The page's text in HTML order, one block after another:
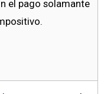
el pago solamante